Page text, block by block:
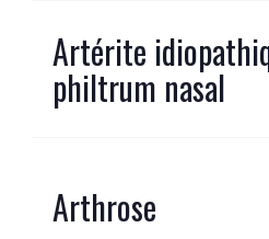
Artérite
philtrum nasal
Arthrose